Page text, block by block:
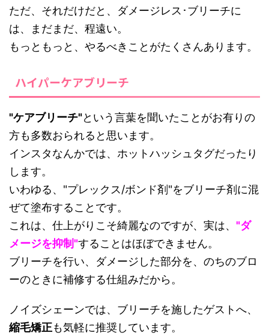
ただ、それだけだと、ダメージレス･ブリーチに
は、まだまだ、程遠い。
もっともっと、やるべきことがたくさんあります。
ハイパーケアブリーチ
"ケアブリーチ"という言葉を聞いたことがお有りの
方も多数おられると思います。
インスタなんかでは、ホットハッシュタグだったり
します。
いわゆる、"プレックス/ボンド剤"をブリーチ剤に混
ぜて塗布することです。
これは、仕上がりこそ綺麗なのですが、実は、 "ダ
メージを抑制"することはほぼできません。
ブリーチを行い、ダメージした部分を、のちのブロ
ーのときに補修する仕組みだから。
ノイズシェーンでは、ブリーチを施したゲストへ、
縮毛矯正も気軽に推奨しています。